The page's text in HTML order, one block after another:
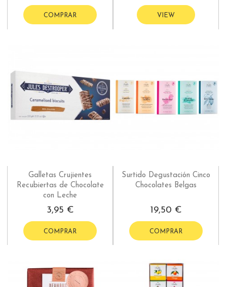
COMPRAR VIEW
Galletas Crujientes
Recubiertas de Chocolate
con Leche
3,95 €
COMPRAR
Surtido Degustación Cinco
Chocolates Belgas
19,50 €
COMPRAR